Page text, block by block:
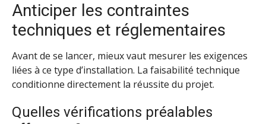
Anticiper les contraintes
techniques et réglementaires
Avant de se lancer, mieux vaut mesurer les exigences
liées à ce type d’installation. La faisabilité technique
conditionne directement la réussite du projet.
Quelles vérifications préalables